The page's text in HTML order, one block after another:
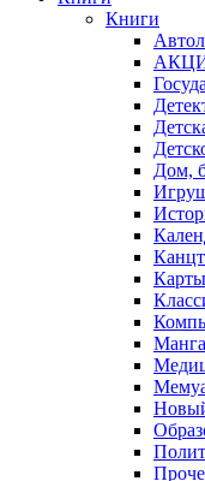
Книги
Дом,
Манга